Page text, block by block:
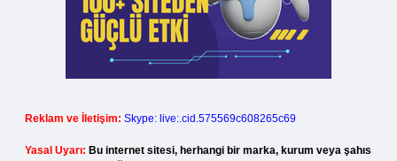
Reklam ve İletişim: Skype: live:.cid.575569c608265c69
Yasal Uyarı: Bu internet sitesi, herhangi bir marka, kurum veya şahıs